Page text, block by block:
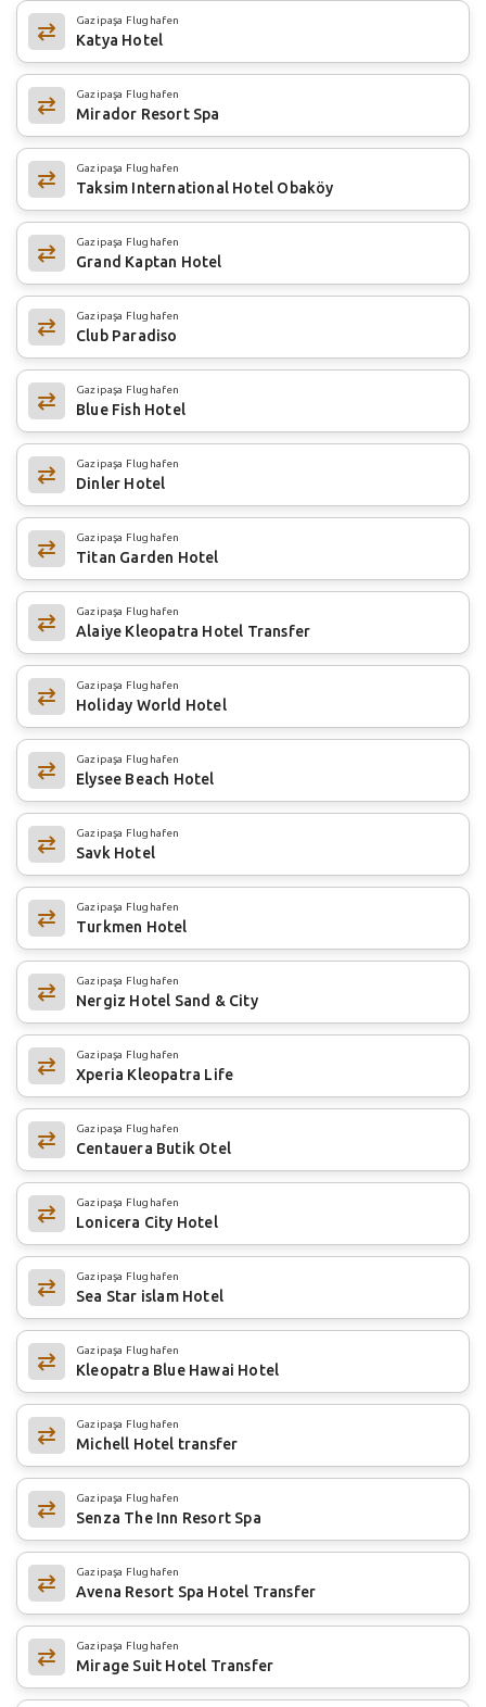
Gazipaşa Flughafen
Katya Hotel
Gazipaşa Flughafen
Mirador Resort Spa
Gazipaşa Flughafen
Taksim International Hotel Obaköy
Gazipaşa Flughafen
Grand Kaptan Hotel
Gazipaşa Flughafen
Club Paradiso
Gazipaşa Flughafen
Blue Fish Hotel
Gazipaşa Flughafen
Dinler Hotel
Gazipaşa Flughafen
Titan Garden Hotel
Gazipaşa Flughafen
Alaiye Kleopatra Hotel Transfer
Gazipaşa Flughafen
Holiday World Hotel
Gazipaşa Flughafen
Elysee Beach Hotel
Gazipaşa Flughafen
Savk Hotel
Gazipaşa Flughafen
Turkmen Hotel
Gazipaşa Flughafen
Nergiz Hotel Sand & City
Gazipaşa Flughafen
Xperia Kleopatra Life
Gazipaşa Flughafen
Centauera Butik Otel
Gazipaşa Flughafen
Lonicera City Hotel
Gazipaşa Flughafen
Sea Star islam Hotel
Gazipaşa Flughafen
Kleopatra Blue Hawai Hotel
Gazipaşa Flughafen
Michell Hotel transfer
Gazipaşa Flughafen
Senza The Inn Resort Spa
Gazipaşa Flughafen
Avena Resort Spa Hotel Transfer
Gazipaşa Flughafen
Mirage Suit Hotel Transfer